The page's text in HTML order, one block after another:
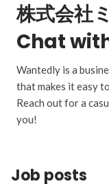
株式会社
Chat
Wantedly is a
that makes it easy
Reach out for a
you!
Job posts